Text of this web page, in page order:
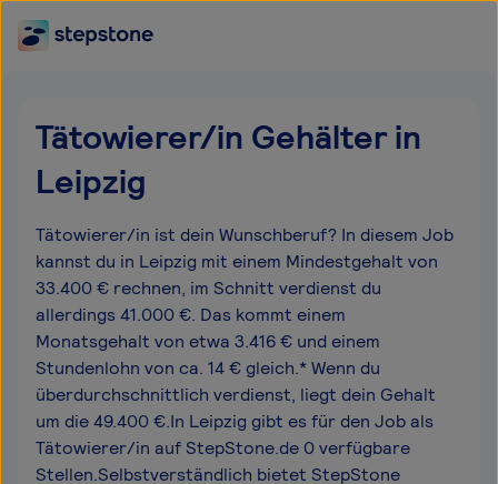
Tätowierer/in Gehälter in
Leipzig
Tätowierer/in ist dein Wunschberuf? In diesem Job
kannst du in Leipzig mit einem Mindestgehalt von
33.400 € rechnen, im Schnitt verdienst du
allerdings 41.000 €. Das kommt einem
Monatsgehalt von etwa 3.416 € und einem
Stundenlohn von ca. 14 € gleich.* Wenn du
überdurchschnittlich verdienst, liegt dein Gehalt
um die 49.400 €.In Leipzig gibt es für den Job als
Tätowierer/in auf StepStone.de 0 verfügbare
Stellen.Selbstverständlich bietet StepStone